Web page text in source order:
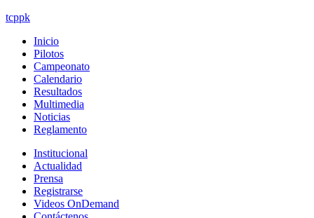
tcppk
Inicio
Pilotos
Campeonato
Calendario
Resultados
Multimedia
Noticias
Reglamento
Institucional
Actualidad
Prensa
Registrarse
Videos OnDemand